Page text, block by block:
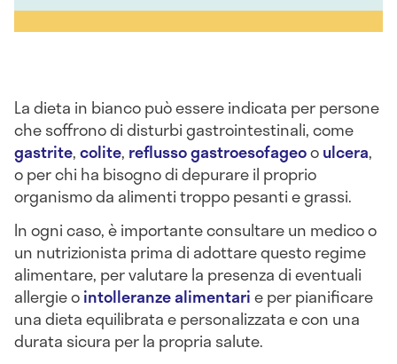
La dieta in bianco può essere indicata per persone
che soffrono di disturbi gastrointestinali, come
gastrite,colite, reflusso gastroesofageooulcera,
o per chi ha bisogno di depurare il proprio
organismo da alimenti troppo pesanti e grassi.
In ogni caso, è importante consultare un medico o
un nutrizionista prima di adottare questo regime
alimentare, per valutare la presenza di eventuali
allergie ointolleranze alimentarie per pianificare
una dieta equilibrata e personalizzata e con una
durata sicura per la propria salute.